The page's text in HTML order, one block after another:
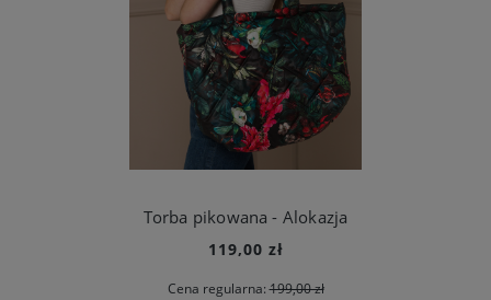
Torba pikowana - Alokazja
119,00 zł
Cena regularna:199,00 zł